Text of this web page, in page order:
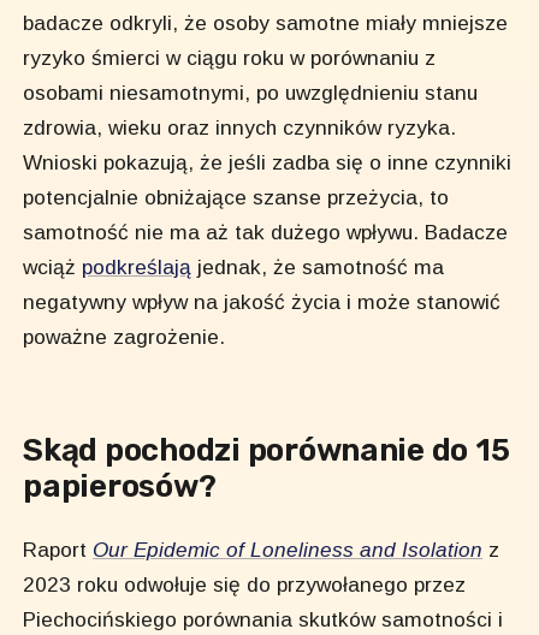
badacze odkryli, że osoby samotne miały mniejsze
ryzyko śmierci w ciągu roku w porównaniu z
osobami niesamotnymi, po uwzględnieniu stanu
zdrowia, wieku oraz innych czynników ryzyka.
Wnioski pokazują, że jeśli zadba się o inne czynniki
potencjalnie obniżające szanse przeżycia, to
samotność nie ma aż tak dużego wpływu. Badacze
wciąż podkreślają jednak, że samotność ma
negatywny wpływ na jakość życia i może stanowić
poważne zagrożenie.
Skąd pochodzi porównanie do 15
papierosów?
Raport Our Epidemic of Loneliness and Isolation z
2023 roku odwołuje się do przywołanego przez
Piechocińskiego porównania skutków samotności i